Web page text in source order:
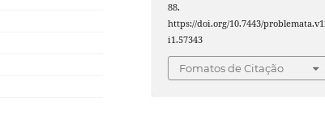
88.
https://doi.org/10.7443/
i1.57343
Fomatos de Citação